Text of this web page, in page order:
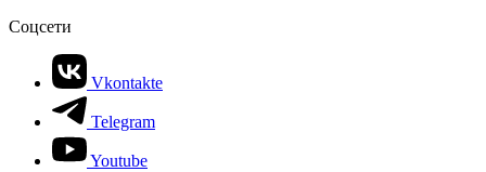
Соцсети
Vkontakte
Telegram
Youtube